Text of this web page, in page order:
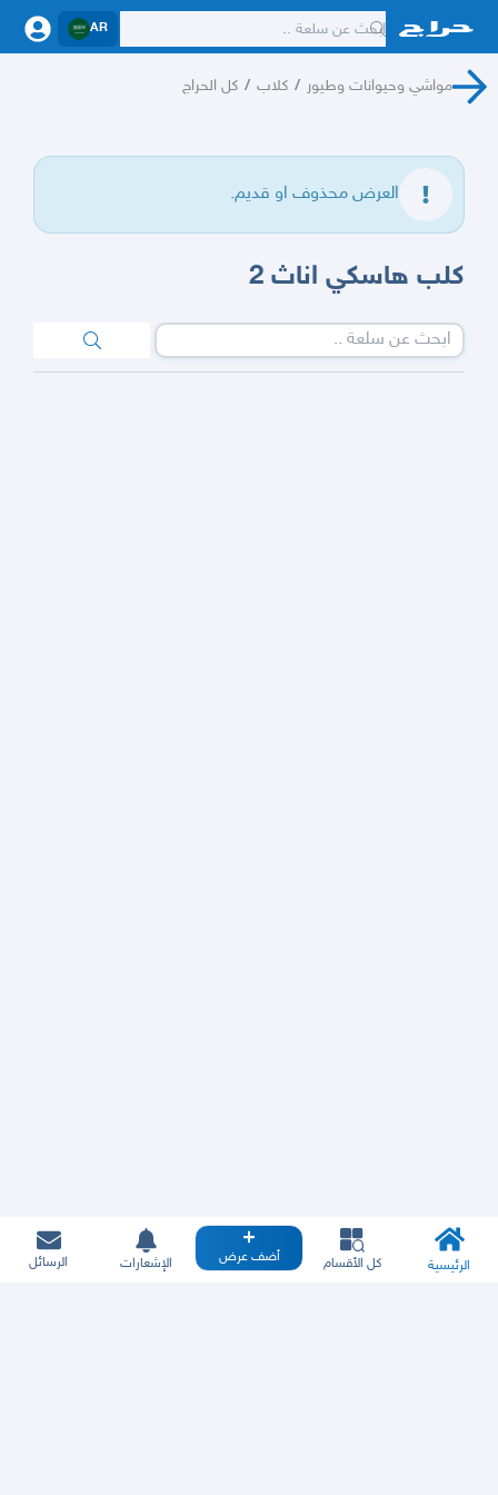
AR
مواشي وحيوانات وطيور / كلاب / كل الحراج
العرض محذوف او قديم.
كلب هاسكي اناث 2
الرئيسية كل الأقسام أضف عرض الإشعارات الرسائل